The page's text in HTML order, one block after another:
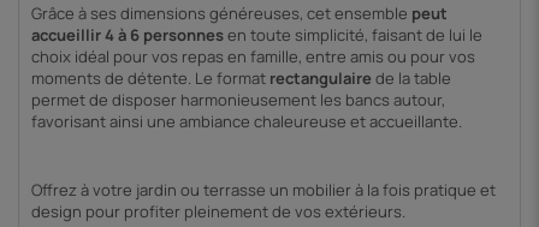
Grâce à ses dimensions généreuses, cet ensemble peut
accueillir 4 à 6 personnesen toute simplicité, faisant de lui le
choix idéal pour vos repas en famille, entre amis ou pour vos
moments de détente. Le format rectangulaire de la table
permet de disposer harmonieusement les bancs autour,
favorisant ainsi une ambiance chaleureuse et accueillante.
Offrez à votre jardin ou terrasse un mobilier à la fois pratique et
design pour profiter pleinement de vos extérieurs.